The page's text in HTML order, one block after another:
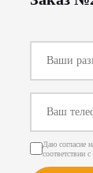
Даю согласие
соответствии с